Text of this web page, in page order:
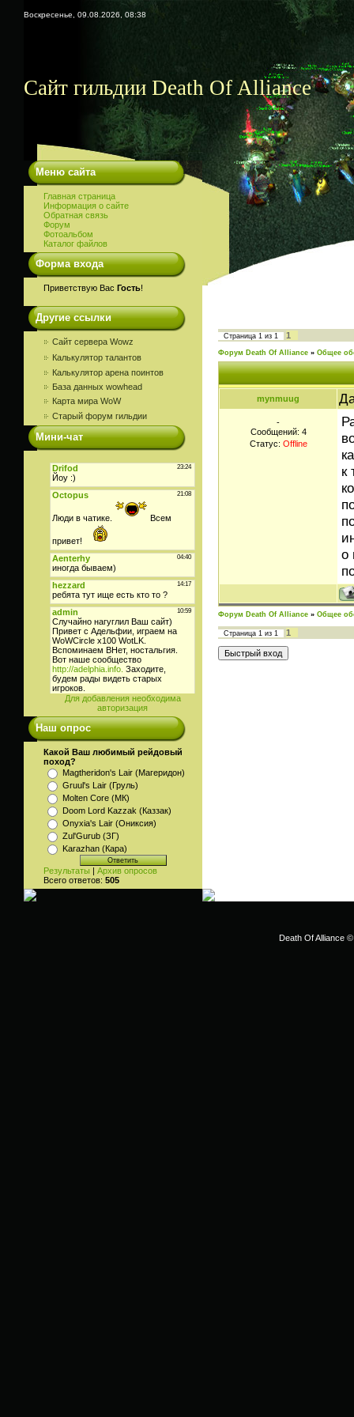
Воскресенье, 09.08.2026, 08:38
Сайт гильдии Death Of Alliance
Меню сайта
Главная страница
Информация о сайте
Обратная связь
Форум
Фотоальбом
Каталог файлов
Форма входа
Приветствую Вас Гость!
Другие ссылки
Сайт сервера Wowz
Калькулятор талантов
Калькулятор арена поинтов
База данных wowhead
Карта мира WoW
Старый форум гильдии
Мини-чат
Для добавления необходима
авторизация
Наш опрос
Какой Ваш любимый рейдовый
поход?
Magtheridon's Lair (Магеридон)
Gruul's Lair (Груль)
Molten Core (МК)
Doom Lord Kazzak (Каззак)
Onyxia's Lair (Ониксия)
Zul'Gurub (ЗГ)
Karazhan (Кара)
Результаты | Архив опросов
Всего ответов: 505
Страница 1 из 1 1
Форум Death Of Alliance » Общее
mynmuug
-
Сообщений: 4
Статус: Offline
к
о
Форум Death Of Alliance » Общее
Страница 1 из 1 1
Death Of Alliance